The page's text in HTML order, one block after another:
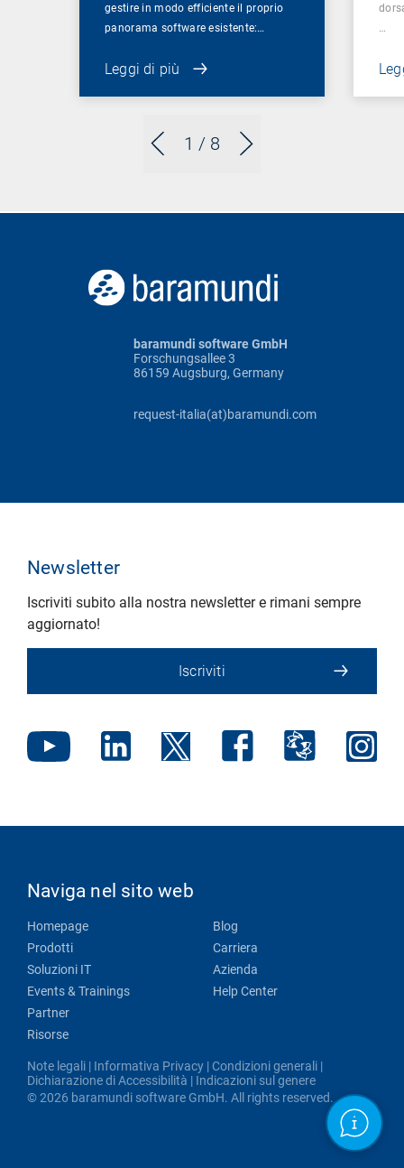
1 / 8
gestire in modo efficiente il proprio
panorama software esistente:…
Leggi di più
…
baramundi software GmbH
Forschungsallee 3
86159 Augsburg, Germany
request-italia(at)baramundi.com
Newsletter
Iscriviti subito alla nostra newsletter e rimani sempre
aggiornato!
Iscriviti
Naviga nel sito web
Homepage
Prodotti
Soluzioni IT
Events & Trainings
Partner
Risorse
Blog
Carriera
Azienda
Help Center
Note legali | Informativa Privacy | Condizioni generali |
Dichiarazione di Accessibilità | Indicazioni sul genere
© 2026 baramundi software GmbH. All rights reserved.